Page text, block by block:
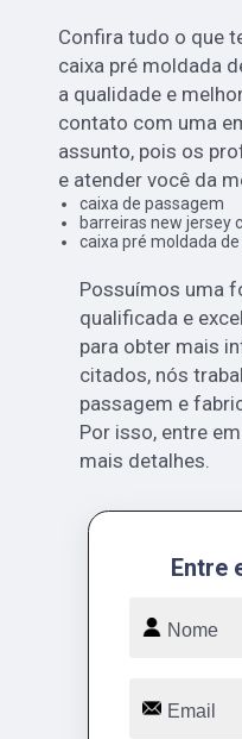
Confira tudo o que
caixa pré moldada
a qualidade e
contato com uma
assunto, pois os
e atender você da
caixa de passagem
barreiras new jersey
caixa pré moldada
Possuímos uma
qualificada e
para obter mais
citados, nós
passagem e
Por isso, entre
mais detalhes.
Entre